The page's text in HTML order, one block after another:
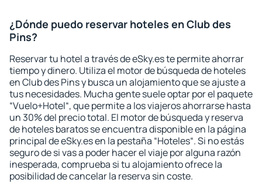
¿Dónde puedo reservar hoteles en Club des
Pins?
Reservar tu hotel a través de eSky.es te permite ahorrar
tiempo y dinero. Utiliza el motor de búsqueda de hoteles
en Club des Pins y busca un alojamiento que se ajuste a
tus necesidades. Mucha gente suele optar por el paquete
“Vuelo+Hotel“, que permite a los viajeros ahorrarse hasta
un 30% del precio total. El motor de búsqueda y reserva
de hoteles baratos se encuentra disponible en la página
principal de eSky.es en la pestaña “Hoteles“. Si no estás
seguro de si vas a poder hacer el viaje por alguna razón
inesperada, comprueba si tu alojamiento ofrece la
posibilidad de cancelar la reserva sin coste.